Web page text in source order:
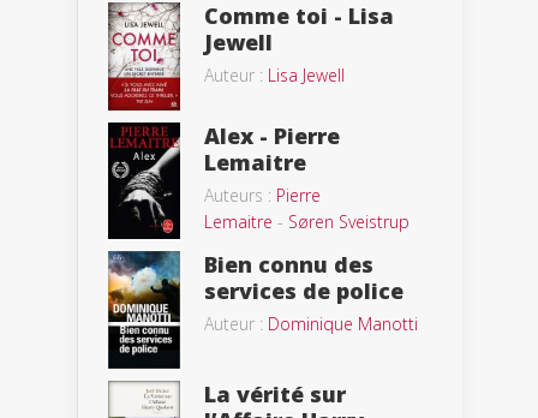
Comme toi - Lisa
Jewell
Auteur : Lisa Jewell
Alex - Pierre
Lemaitre
Auteurs : Pierre
Lemaitre - Søren Sveistrup
Bien connu des
services de police
Auteur : Dominique Manotti
La vérité sur